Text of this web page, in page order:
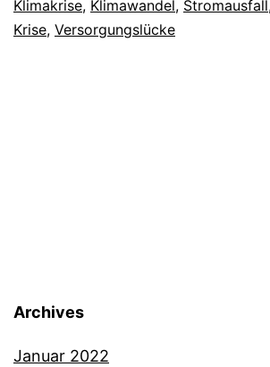
Klimakrise, Klimawandel, Stromausfall
Krise, Versorgungslücke
Archives
Januar 2022